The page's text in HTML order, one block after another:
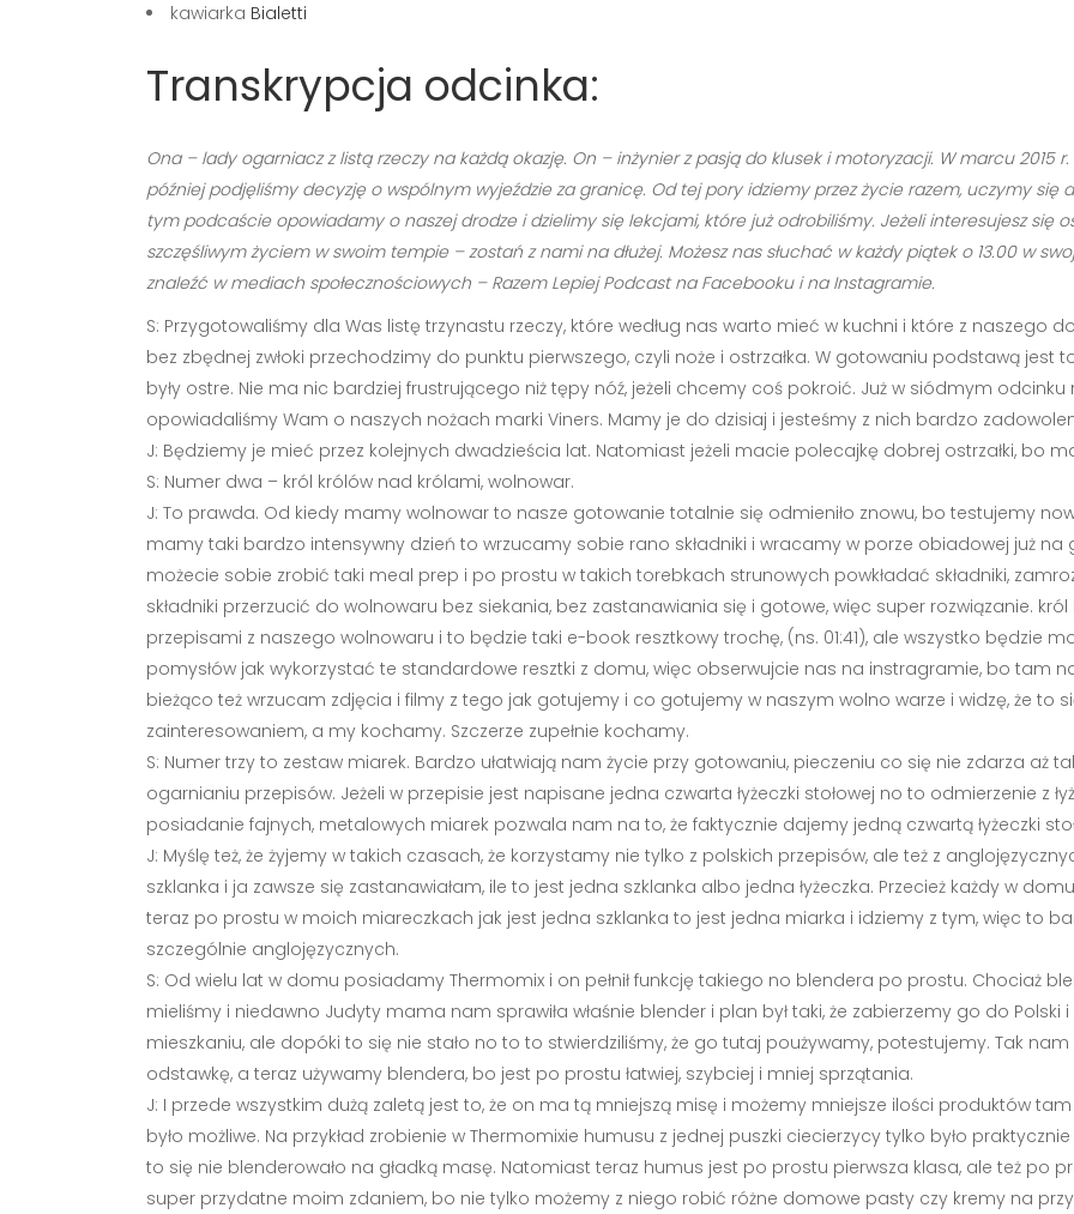
kawiarka Bialetti
Transkrypcja odcinka:
Ona – lady ogarniacz z listą rzeczy na każdą okazję. On – inżynier z pasją do klusek i motoryzacji. W marcu
później podjęliśmy decyzję o wspólnym wyjeździe za granicę. Od tej pory idziemy przez życie razem, uczymy się
tym podcaście opowiadamy o naszej drodze i dzielimy się lekcjami, które już odrobiliśmy. Jeżeli interesujesz się
szczęśliwym życiem w swoim tempie – zostań z nami na dłużej. Możesz nas słuchać w każdy piątek o 13.00 w
znaleźć w mediach społecznościowych – Razem Lepiej Podcast na Facebooku i na Instagramie.
S: Przygotowaliśmy dla Was listę trzynastu rzeczy, które według nas warto mieć w kuchni i które z naszego
bez zbędnej zwłoki przechodzimy do punktu pierwszego, czyli noże i ostrzałka. W gotowaniu podstawą jest
były ostre. Nie ma nic bardziej frustrującego niż tępy nóź, jeżeli chcemy coś pokroić. Już w siódmym
opowiadaliśmy Wam o naszych nożach marki Viners. Mamy je do dzisiaj i jesteśmy z nich bardzo
J: Będziemy je mieć przez kolejnych dwadzieścia lat. Natomiast jeżeli macie polecajkę dobrej ostrzałki, bo
S: Numer dwa – król królów nad królami, wolnowar.
J: To prawda. Od kiedy mamy wolnowar to nasze gotowanie totalnie się odmieniło znowu, bo testujemy
mamy taki bardzo intensywny dzień to wrzucamy sobie rano składniki i wracamy w porze obiadowej już na
możecie sobie zrobić taki meal prep i po prostu w takich torebkach strunowych powkładać składniki,
składniki przerzucić do wolnowaru bez siekania, bez zastanawiania się i gotowe, więc super rozwiązanie.
przepisami z naszego wolnowaru i to będzie taki e-book resztkowy trochę, (ns. 01:41), ale wszystko będzie
pomysłów jak wykorzystać te standardowe resztki z domu, więc obserwujcie nas na instragramie, bo tam
bieżąco też wrzucam zdjęcia i filmy z tego jak gotujemy i co gotujemy w naszym wolno warze i widzę, że to
zainteresowaniem, a my kochamy. Szczerze zupełnie kochamy.
S: Numer trzy to zestaw miarek. Bardzo ułatwiają nam życie przy gotowaniu, pieczeniu co się nie zdarza aż
ogarnianiu przepisów. Jeżeli w przepisie jest napisane jedna czwarta łyżeczki stołowej no to odmierzenie z
posiadanie fajnych, metalowych miarek pozwala nam na to, że faktycznie dajemy jedną czwartą łyżeczki
J: Myślę też, że żyjemy w takich czasach, że korzystamy nie tylko z polskich przepisów, ale też z
szklanka i ja zawsze się zastanawiałam, ile to jest jedna szklanka albo jedna łyżeczka. Przecież każdy w
teraz po prostu w moich miareczkach jak jest jedna szklanka to jest jedna miarka i idziemy z tym, więc to
szczególnie anglojęzycznych.
S: Od wielu lat w domu posiadamy Thermomix i on pełnił funkcję takiego no blendera po prostu. Chociaż
mieliśmy i niedawno Judyty mama nam sprawiła właśnie blender i plan był taki, że zabierzemy go do
mieszkaniu, ale dopóki to się nie stało no to to stwierdziliśmy, że go tutaj poużywamy, potestujemy. Tak
odstawkę, a teraz używamy blendera, bo jest po prostu łatwiej, szybciej i mniej sprzątania.
J: I przede wszystkim dużą zaletą jest to, że on ma tą mniejszą misę i możemy mniejsze ilości produktów
było możliwe. Na przykład zrobienie w Thermomixie humusu z jednej puszki ciecierzycy tylko było
to się nie blenderowało na gładką masę. Natomiast teraz humus jest po prostu pierwsza klasa, ale też po
super przydatne moim zdaniem, bo nie tylko możemy z niego robić różne domowe pasty czy kremy na